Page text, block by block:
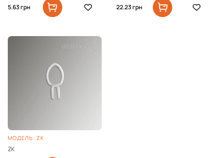
5.63грн 22.23грн
МОДЕЛЬ: ZK
ZK